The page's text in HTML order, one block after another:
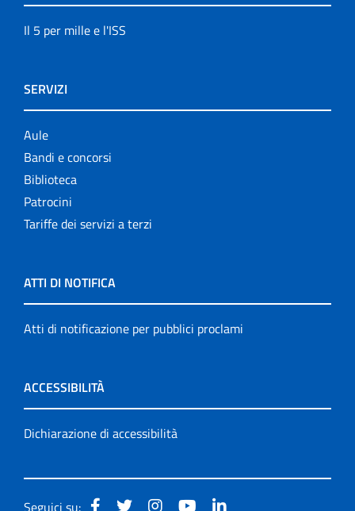
Il 5 per mille e l'ISS
SERVIZI
Aule
Bandi e concorsi
Biblioteca
Patrocini
Tariffe dei servizi a terzi
ATTI DI NOTIFICA
Atti di notificazione per pubblici proclami
ACCESSIBILITÀ
Dichiarazione di accessibilità
Seguici su: